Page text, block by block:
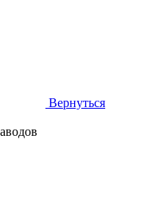
Вернуться